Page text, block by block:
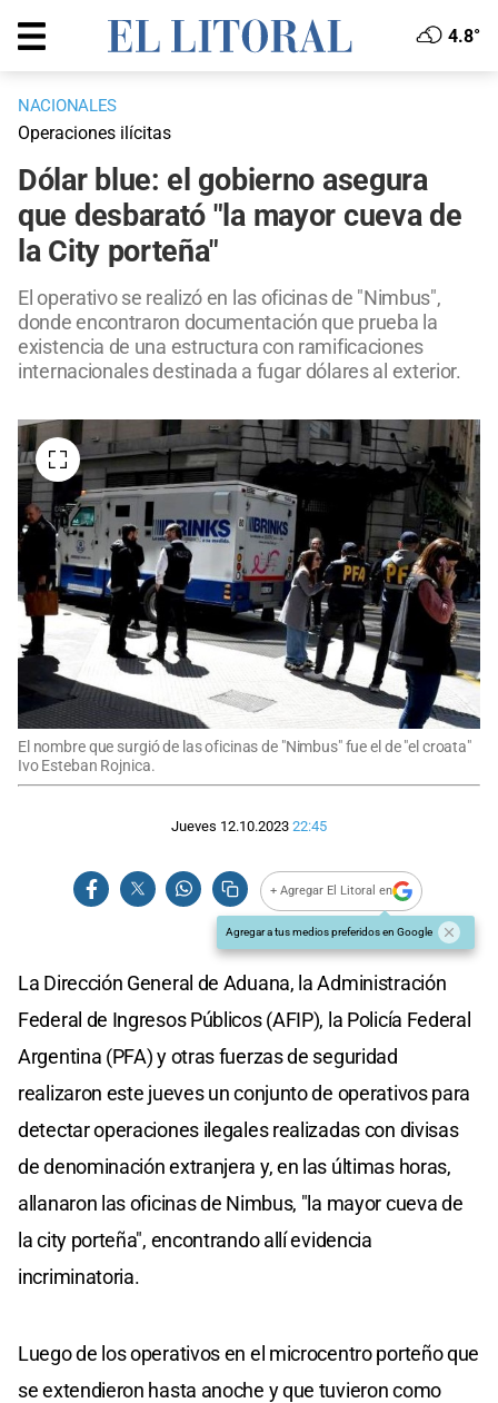
4.8°
NACIONALES
Operaciones ilícitas
Dólar blue: el gobierno asegura
que desbarató "la mayor cueva de
la City porteña"
El operativo se realizó en las oficinas de "Nimbus",
donde encontraron documentación que prueba la
existencia de una estructura con ramificaciones
internacionales destinada a fugar dólares al exterior.
El nombre que surgió de las oficinas de "Nimbus" fue el de "el croata"
Ivo Esteban Rojnica.
Jueves 12.10.2023 22:45
+ Agregar El Litoral en
Agregar a tus medios preferidos en Google
La Dirección General de Aduana, la Administración
Federal de Ingresos Públicos (AFIP), la Policía Federal
Argentina (PFA) y otras fuerzas de seguridad
realizaron este jueves un conjunto de operativos para
detectar operaciones ilegales realizadas con divisas
de denominación extranjera y, en las últimas horas,
allanaron las oficinas de Nimbus, "la mayor cueva de
la city porteña", encontrando allí evidencia
incriminatoria.
Luego de los operativos en el microcentro porteño que
se extendieron hasta anoche y que tuvieron como